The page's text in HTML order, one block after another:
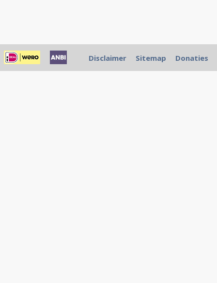
Disclaimer Sitemap Donaties